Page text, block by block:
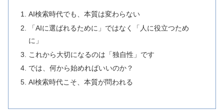
AI検索時代でも、本質は変わらない
「AIに選ばれるために」ではなく「人に役立つため
に」
これから大切になるのは「独自性」です
では、何から始めればいいのか？
AI検索時代こそ、本質が問われる